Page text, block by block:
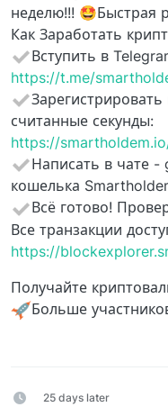
неделю!!! 🤩Быстрая
Как Заработать
Вступить в
https://t.me/
считанные секунды:
https://
Написать в чате -
кошелька
Всё готово!
Все транзакции
https://
Получайте
Больше
25 days later